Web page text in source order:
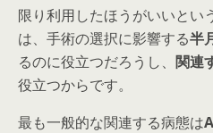
限り利用したほうがいいとい
は、手術の選択に影響する半
るのに役立つだろうし、 関連
役立つからです。
最も一般的な関連する病態は